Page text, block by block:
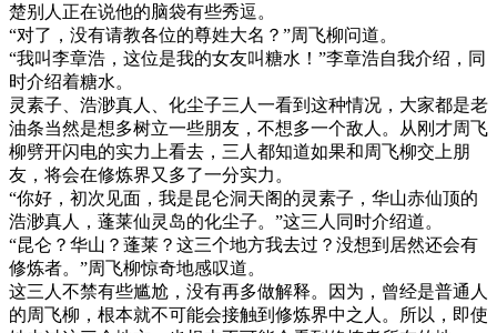
楚别人正在说他的脑袋有些秀逗。
“对了，没有请教各位的尊姓大名？”周飞柳问道。
“我叫李章浩，这位是我的女友叫糖水！”李章浩自我介绍，同
时介绍着糖水。
灵素子、浩渺真人、化尘子三人一看到这种情况，大家都是老
油条当然是想多树立一些朋友，不想多一个敌人。从刚才周飞
柳劈开闪电的实力上看去，三人都知道如果和周飞柳交上朋
友，将会在修炼界又多了一分实力。
“你好，初次见面，我是昆仑洞天阁的灵素子，华山赤仙顶的
浩渺真人，蓬莱仙灵岛的化尘子。”这三人同时介绍道。
“昆仑？华山？蓬莱？这三个地方我去过？没想到居然还会有
修炼者。”周飞柳惊奇地感叹道。
这三人不禁有些尴尬，没有再多做解释。因为，曾经是普通人
的周飞柳，根本就不可能会接触到修炼界中之人。所以，即使